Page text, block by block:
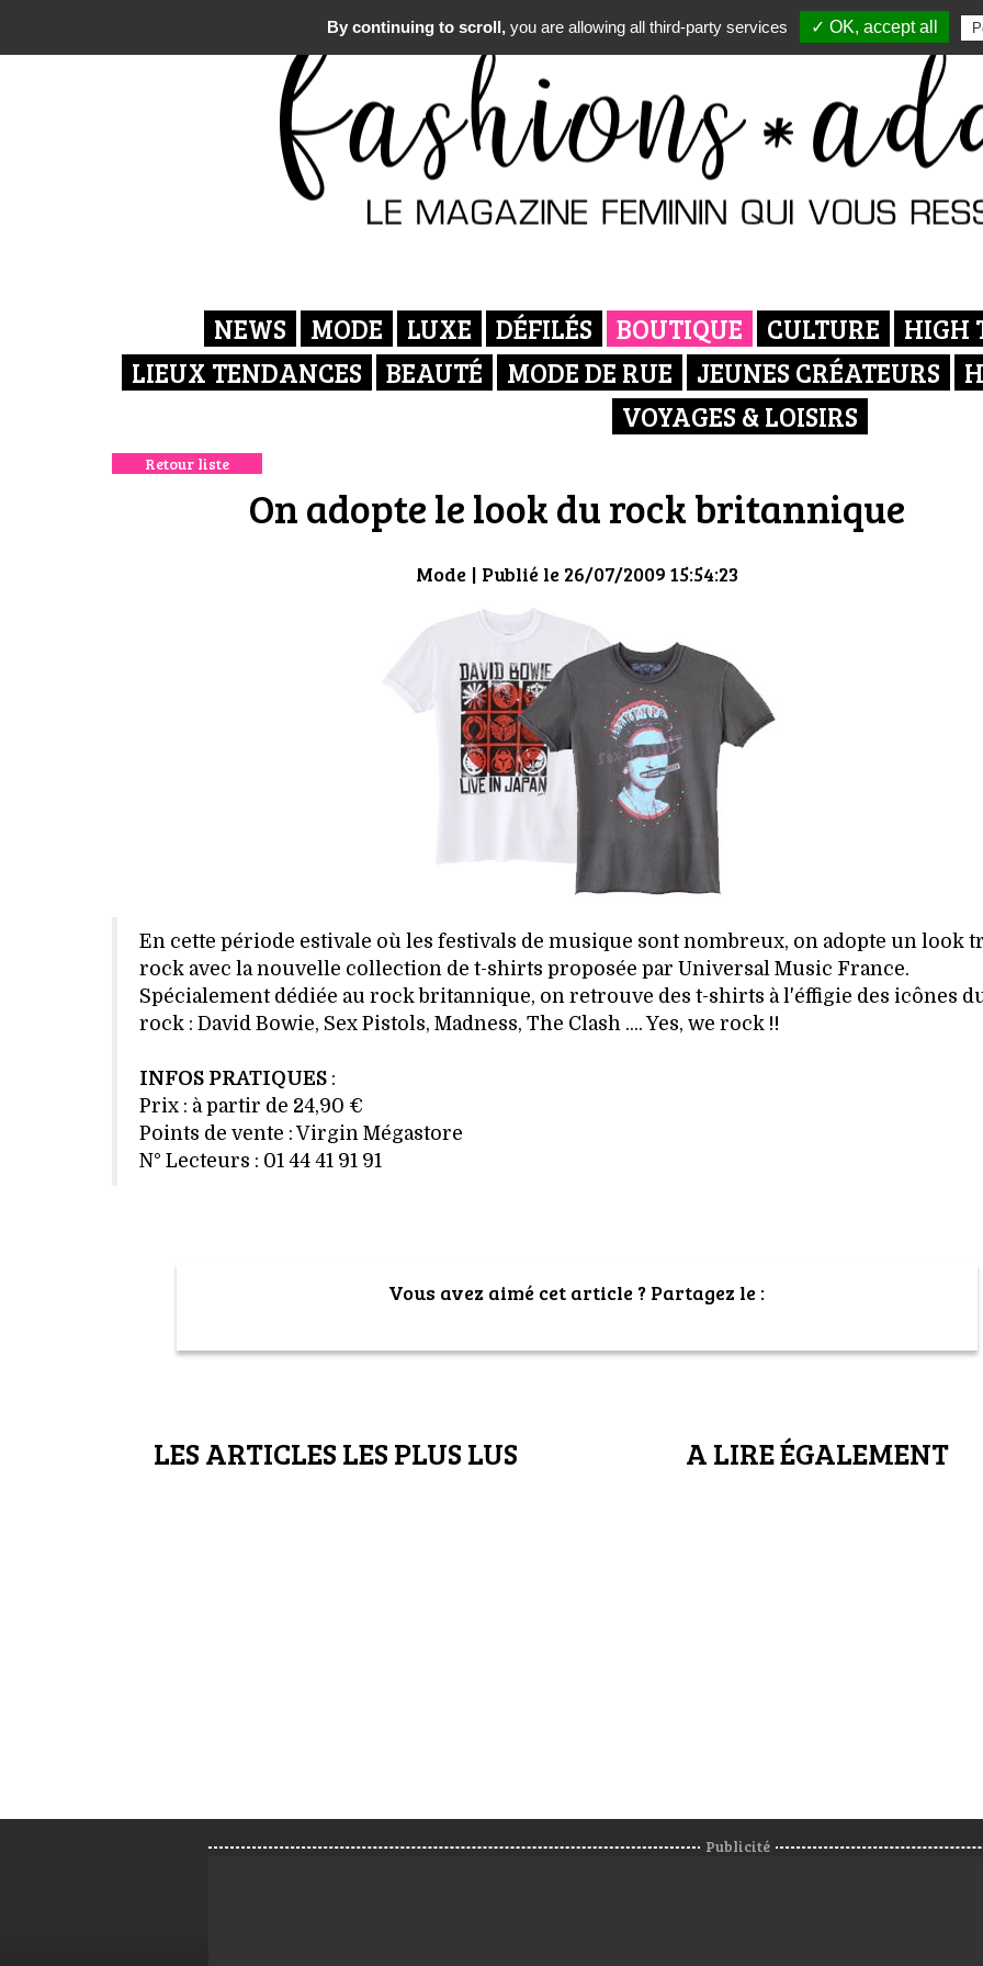
NEWS MODE LUXE DÉFILÉS BOUTIQUE CULTURE
HIGH
LIEUX TENDANCES
BEAUTÉ MODE DE RUE JEUNES CRÉATEURS
VOYAGES & LOISIRS
Retour liste
On adopte le look du rock britannique
Mode| Publié le 26/07/2009 15:54:23
En cette période estivale où les festivals de musique sont nombreux, on adopte un look
rock avec la nouvelle collection de t-shirts proposée par Universal Music France.
Spécialement dédiée au rock britannique, on retrouve des t-shirts à l'éffigie des icônes
rock : David Bowie, Sex Pistols, Madness, The Clash .... Yes, we rock !!
INFOS PRATIQUES :
Prix : à partir de 24,90 €
Points de vente : Virgin Mégastore
N° Lecteurs : 01 44 41 91 91
Vous avez aimé cet article ? Partagez le :
LES ARTICLES LES PLUS LUS A LIRE ÉGALEMENT
Publicité
By continuing to scroll, you are allowing all third-party services ✓ OK, accept all